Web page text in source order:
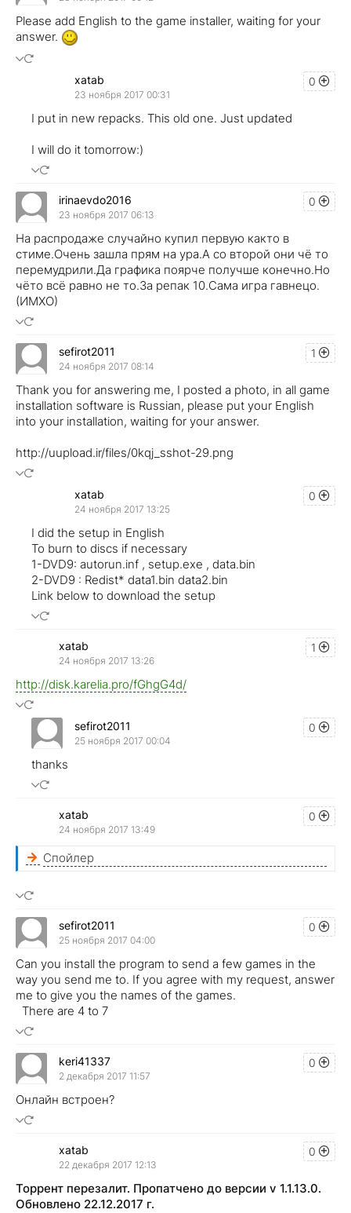
Please add English to the game installer, waiting for your
answer.
0
xatab
23 ноября 2017 00:31
I put in new repacks. This old one. Just updated
I will do it tomorrow:)
0
irinaevdo2016
23 ноября 2017 06:13
На распродаже случайно купил первую както в
стиме.Очень зашла прям на ура.А со второй они чё то
перемудрили.Да графика поярче получше конечно.Но
чёто всё равно не то.За репак 10.Сама игра гавнецо.
(ИМХО)
1
sefirot2011
24 ноября 2017 08:14
Thank you for answering me, I posted a photo, in all game
installation software is Russian, please put your English
into your installation, waiting for your answer.
http://uupload.ir/files/0kqj_sshot-29.png
0
xatab
24 ноября 2017 13:25
I did the setup in English
To burn to discs if necessary
1-DVD9: autorun.inf , setup.exe , data.bin
2-DVD9 : Redist* data1.bin data2.bin
Link below to download the setup
1
xatab
24 ноября 2017 13:26
http://disk.karelia.pro/fGhgG4d/
0
sefirot2011
25 ноября 2017 00:04
thanks
0
xatab
24 ноября 2017 13:49
Спойлер
0
sefirot2011
25 ноября 2017 04:00
Can you install the program to send a few games in the
way you send me to. If you agree with my request, answer
me to give you the names of the games.
There are 4 to 7
0
keri41337
2 декабря 2017 11:57
Онлайн встроен?
0
xatab
22 декабря 2017 12:13
Торрент перезалит. Пропатчено до версии v 1.1.13.0.
Обновлено 22.12.2017 г.